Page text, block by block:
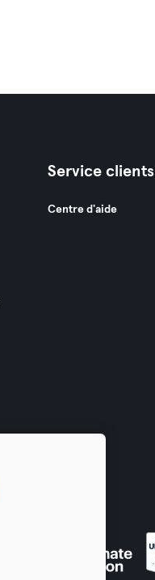
Service clients
Centre d'aide